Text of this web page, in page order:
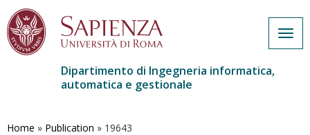
contenuto
Dipartimento di Ingegneria informatica,
automatica e gestionale
Home » Publication » 19643